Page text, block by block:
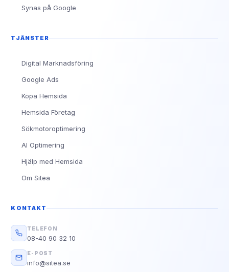
Synas på Google
TJÄNSTER
Digital Marknadsföring
Google Ads
Köpa Hemsida
Hemsida Företag
Sökmotoroptimering
AI Optimering
Hjälp med Hemsida
Om Sitea
KONTAKT
TELEFON
08-40 90 32 10
E-POST
info@sitea.se